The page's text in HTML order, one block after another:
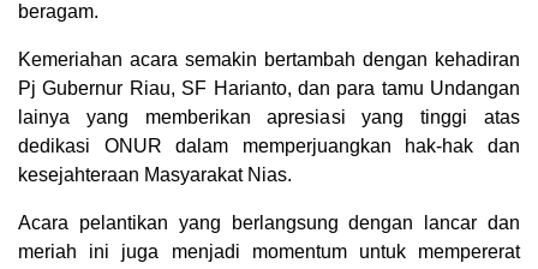
beragam.
Kemeriahan acara semakin bertambah dengan kehadiran
Pj Gubernur Riau, SF Harianto, dan para tamu Undangan
lainya yang memberikan apresiasi yang tinggi atas
dedikasi ONUR dalam memperjuangkan hak-hak dan
kesejahteraan Masyarakat Nias.
Acara pelantikan yang berlangsung dengan lancar dan
meriah ini juga menjadi momentum untuk mempererat